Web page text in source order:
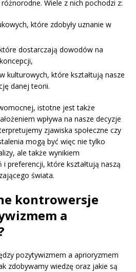
Wiele z nich pochodzi z:
które zdobyły uznanie w
dostarczają dowodów na
kulturowych, które kształtują nasze
danej teorii.
istotne jest także
wpływa na nasze decyzje
zjawiska społeczne czy
mogą być więc nie tylko
ale także wynikiem
preferencji, które kształtują naszą
świata.
kontrowersje
a
pozytywizmem a aprioryzmem
zdobywamy wiedzę oraz jakie są